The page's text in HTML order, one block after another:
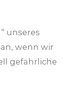
unseres
wenn wir
gefährliche